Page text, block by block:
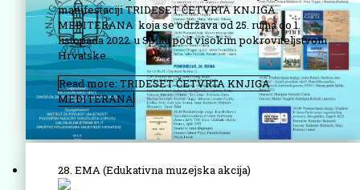
manifestaciji TRIDESET ČETVRTA KNJIGA
MEDITERANA koja se održava od 25. rujna do 1.
listopada 2022. u Splitu pod visokim pokroviteljstvom
Hrvatske...
Read more: TRIDESET ČETVRTA KNJIGA
MEDITERANA
28. EMA (Edukativna muzejska akcija)